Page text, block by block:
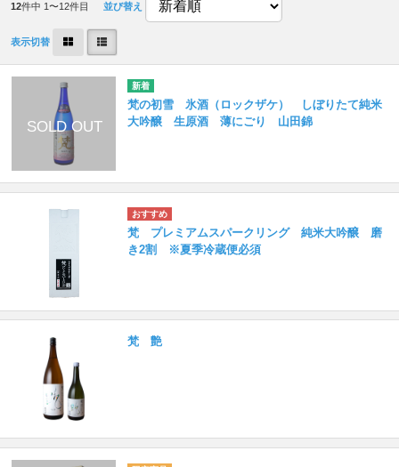
12件中 1〜12件目 並び替え
表示切替
梵の初雪 氷酒（ロックザケ） しぼりたて純米
大吟醸 生原酒 薄にごり 山田錦
梵 プレミアムスパークリング 純米大吟醸 磨
き2割 ※夏季冷蔵便必須
梵 艶